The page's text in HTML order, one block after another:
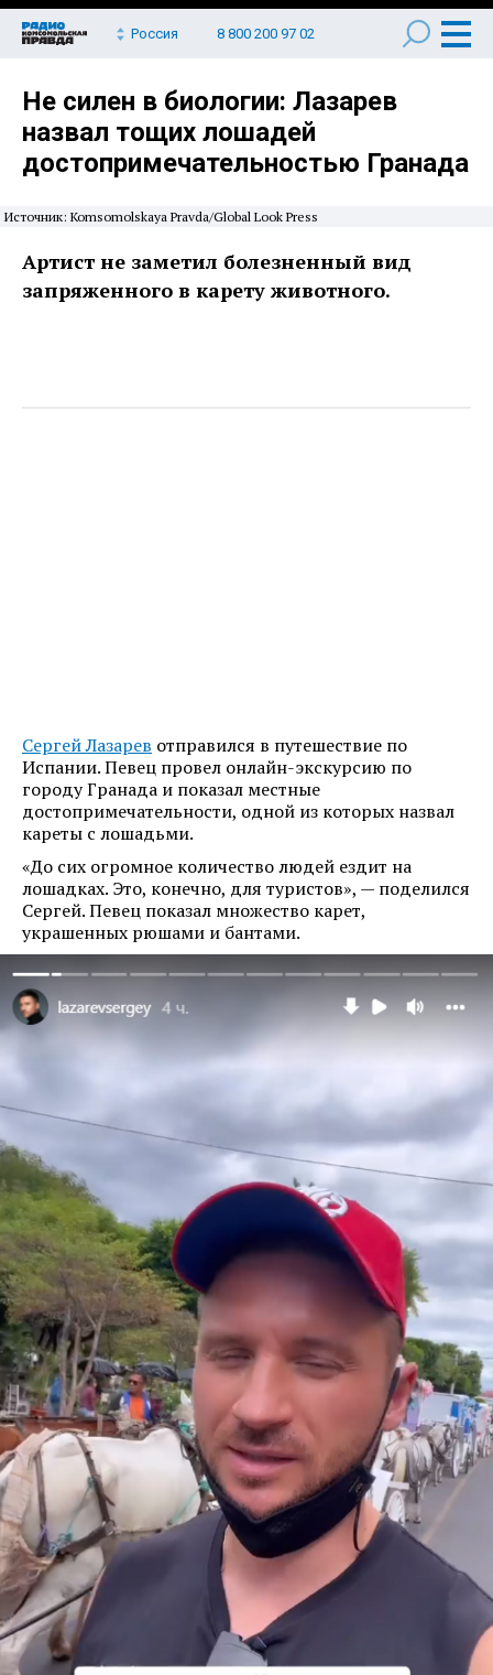
Россия 8 800 200 97 02
Не силен в биологии: Лазарев
назвал тощих лошадей
достопримечательностью Гранада
Источник: Komsomolskaya Pravda/Global Look Press
Артист не заметил болезненный вид
запряженного в карету животного.
Сергей Лазарев отправился в путешествие по
Испании. Певец провел онлайн-экскурсию по
городу Гранада и показал местные
достопримечательности, одной из которых назвал
кареты с лошадьми.
«До сих огромное количество людей ездит на
лошадках. Это, конечно, для туристов», — поделился
Сергей. Певец показал множество карет,
украшенных рюшами и бантами.